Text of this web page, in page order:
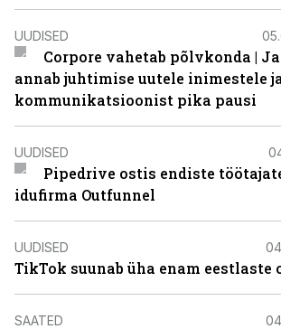
UUDISED
Corpore vahetab põlvkonda |
annab juhtimise uutele inimestele
kommunikatsioonist pika pausi
UUDISED
Pipedrive ostis endiste
idufirma Outfunnel
UUDISED
TikTok suunab üha enam eestlaste
SAATED